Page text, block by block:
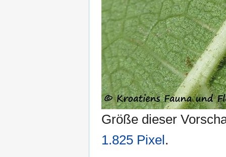
Größe dieser
1.825 Pixel.